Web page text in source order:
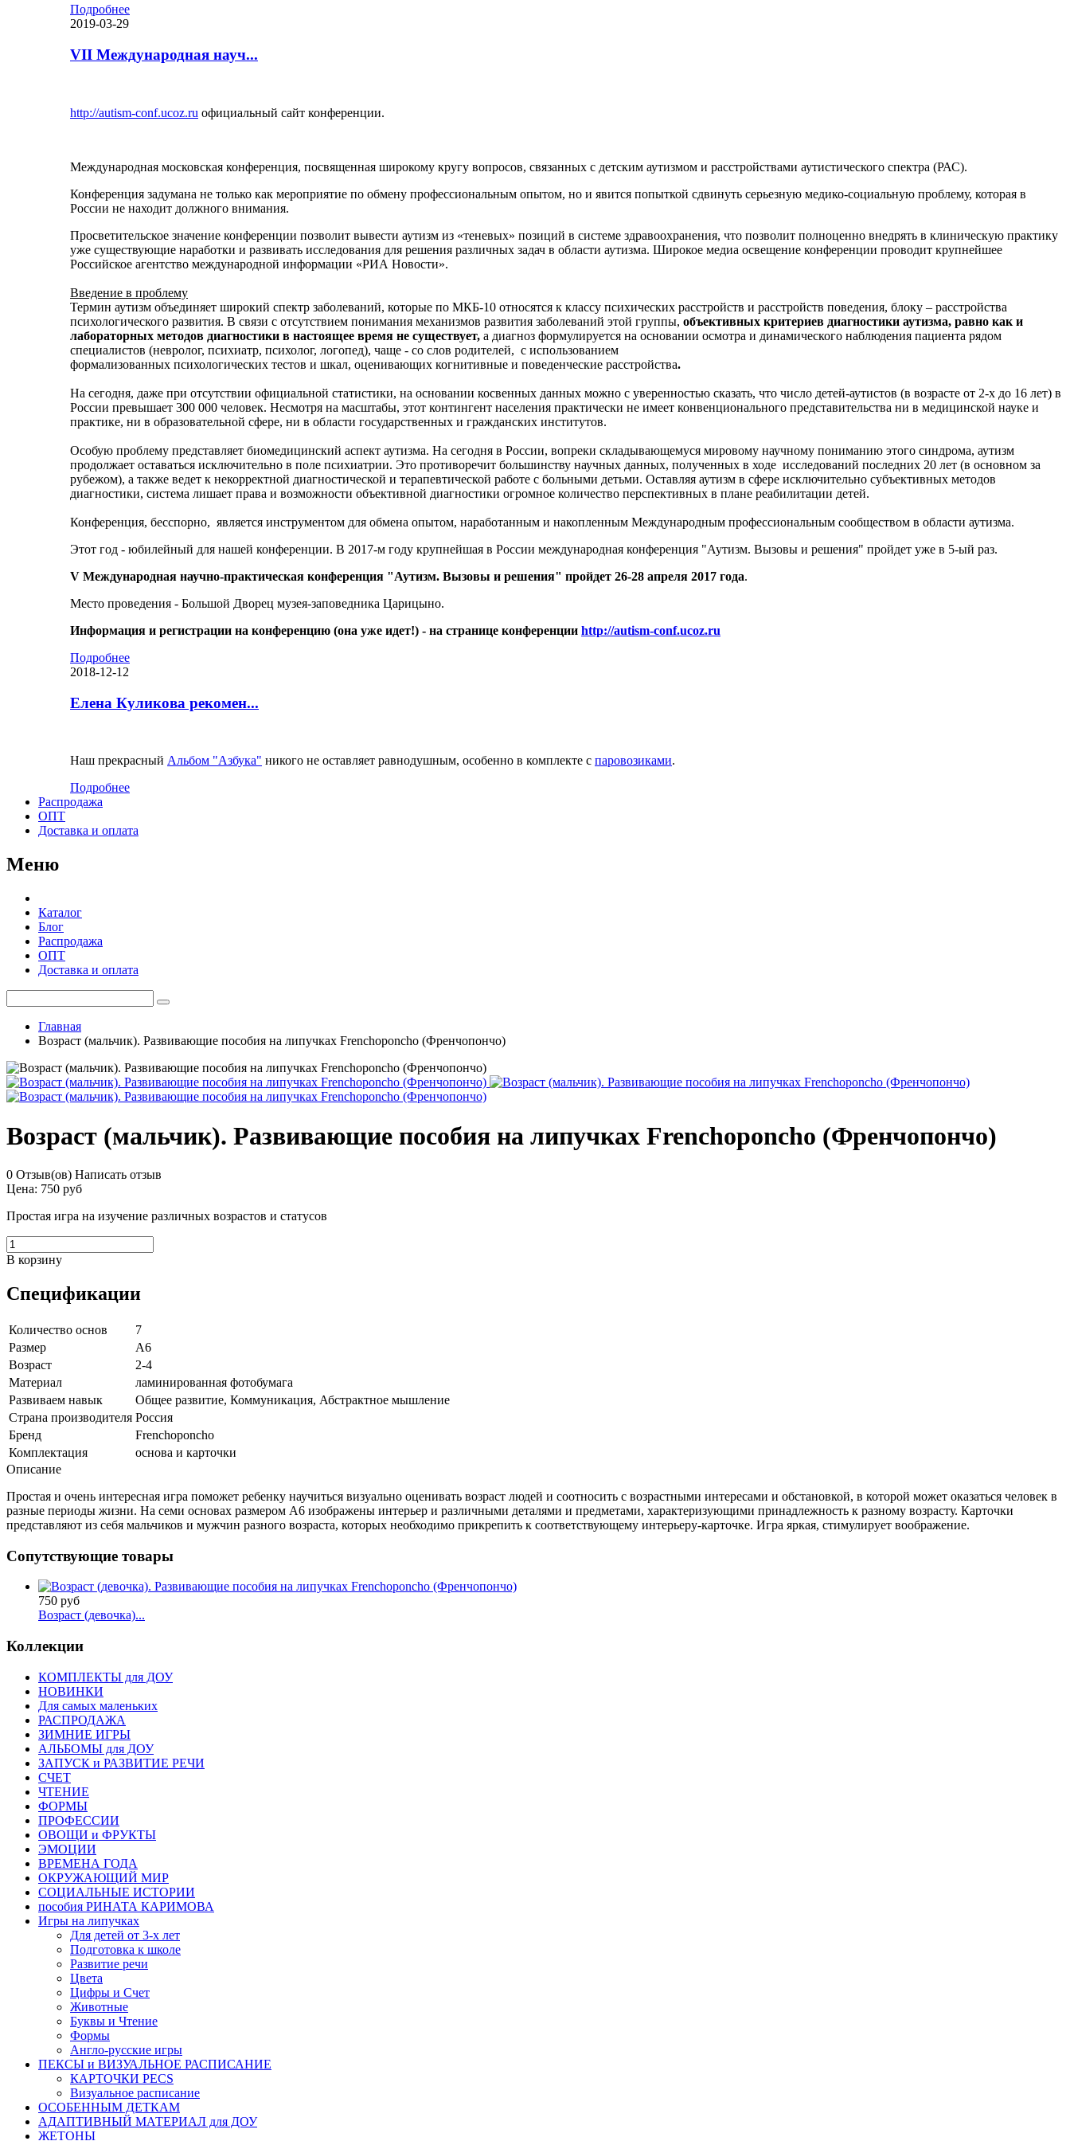
Подробнее
2019-03-29
VII Международная науч...
http://autism-conf.ucoz.ru официальный сайт конференции.
Международная московская конференция, посвященная широкому кругу вопросов, связанных с детским аутизмом и расстройствами аутистического спектра (РАС).
Конференция задумана не только как мероприятие по обмену профессиональным опытом, но и явится попыткой сдвинуть серьезную медико-социальную проблему, которая в
России не находит должного внимания.
Просветительское значение конференции позволит вывести аутизм из «теневых» позиций в системе здравоохранения, что позволит полноценно внедрять в клиническую практику
уже существующие наработки и развивать исследования для решения различных задач в области аутизма. Широкое медиа освещение конференции проводит крупнейшее
Российское агентство международной информации «РИА Новости».
Введение в проблему
Термин аутизм объединяет широкий спектр заболеваний, которые по МКБ-10 относятся к классу психических расстройств и расстройств поведения, блоку – расстройства
психологического развития. В связи с отсутствием понимания механизмов развития заболеваний этой группы, объективных критериев диагностики аутизма, равно как и
лабораторных методов диагностики в настоящее время не существует, а диагноз формулируется на основании осмотра и динамического наблюдения пациента рядом
специалистов (невролог, психиатр, психолог, логопед), чаще - со слов родителей, с использованием
формализованных психологических тестов и шкал, оценивающих когнитивные и поведенческие расстройства.
На сегодня, даже при отсутствии официальной статистики, на основании косвенных данных можно с уверенностью сказать, что число детей-аутистов (в возрасте от 2-х до 16 лет) в
России превышает 300 000 человек. Несмотря на масштабы, этот контингент населения практически не имеет конвенционального представительства ни в медицинской науке и
практике, ни в образовательной сфере, ни в области государственных и гражданских институтов.
Особую проблему представляет биомедицинский аспект аутизма. На сегодня в России, вопреки складывающемуся мировому научному пониманию этого синдрома, аутизм
продолжает оставаться исключительно в поле психиатрии. Это противоречит большинству научных данных, полученных в ходе исследований последних 20 лет (в основном за
рубежом), а также ведет к некорректной диагностической и терапевтической работе с больными детьми. Оставляя аутизм в сфере исключительно субъективных методов
диагностики, система лишает права и возможности объективной диагностики огромное количество перспективных в плане реабилитации детей.
Конференция, бесспорно, является инструментом для обмена опытом, наработанным и накопленным Международным профессиональным сообществом в области аутизма.
Этот год - юбилейный для нашей конференции. В 2017-м году крупнейшая в России международная конференция "Аутизм. Вызовы и решения" пройдет уже в 5-ый раз.
V Международная научно-практическая конференция "Аутизм. Вызовы и решения" пройдет 26-28 апреля 2017 года.
Место проведения - Большой Дворец музея-заповедника Царицыно.
Информация и регистрации на конференцию (она уже идет!) - на странице конференции http://autism-conf.ucoz.ru
Подробнее
2018-12-12
Елена Куликова рекомен...
Наш прекрасный Альбом "Азбука" никого не оставляет равнодушным, особенно в комплекте с паровозиками.
Подробнее
Распродажа
ОПТ
Доставка и оплата
Меню
Каталог
Блог
Распродажа
ОПТ
Доставка и оплата
Главная
Возраст (мальчик). Развивающие пособия на липучках Frenchoponcho (Френчопончо)
Возраст (мальчик). Развивающие пособия на липучках Frenchoponcho (Френчопончо)
0 Отзыв(ов) Написать отзыв
Цена: 750 руб
Простая игра на изучение различных возрастов и статусов
В корзину
Спецификации
Количество основ
7
Размер
А6
Возраст
2-4
Материал
ламинированная фотобумага
Развиваем навык
Общее развитие, Коммуникация, Абстрактное мышление
Страна производителя Россия
Бренд
Frenchoponcho
Комплектация
основа и карточки
Описание
Простая и очень интересная игра поможет ребенку научиться визуально оценивать возраст людей и соотносить с возрастными интересами и обстановкой, в которой может оказаться человек в
разные периоды жизни. На семи основах размером А6 изображены интерьер и различными деталями и предметами, характеризующими принадлежность к разному возрасту. Карточки
представляют из себя мальчиков и мужчин разного возраста, которых необходимо прикрепить к соответствующему интерьеру-карточке. Игра яркая, стимулирует воображение.
Сопутствующие товары
750 руб
Возраст (девочка)...
Коллекции
КОМПЛЕКТЫ для ДОУ
НОВИНКИ
Для самых маленьких
РАСПРОДАЖА
ЗИМНИЕ ИГРЫ
АЛЬБОМЫ для ДОУ
ЗАПУСК и РАЗВИТИЕ РЕЧИ
СЧЕТ
ЧТЕНИЕ
ФОРМЫ
ПРОФЕССИИ
ОВОЩИ и ФРУКТЫ
ЭМОЦИИ
ВРЕМЕНА ГОДА
ОКРУЖАЮЩИЙ МИР
СОЦИАЛЬНЫЕ ИСТОРИИ
пособия РИНАТА КАРИМОВА
Игры на липучках
Для детей от 3-х лет
Подготовка к школе
Развитие речи
Цвета
Цифры и Счет
Животные
Буквы и Чтение
Формы
Англо-русские игры
ПЕКСЫ и ВИЗУАЛЬНОЕ РАСПИСАНИЕ
КАРТОЧКИ PECS
Визуальное расписание
ОСОБЕННЫМ ДЕТКАМ
АДАПТИВНЫЙ МАТЕРИАЛ для ДОУ
ЖЕТОНЫ